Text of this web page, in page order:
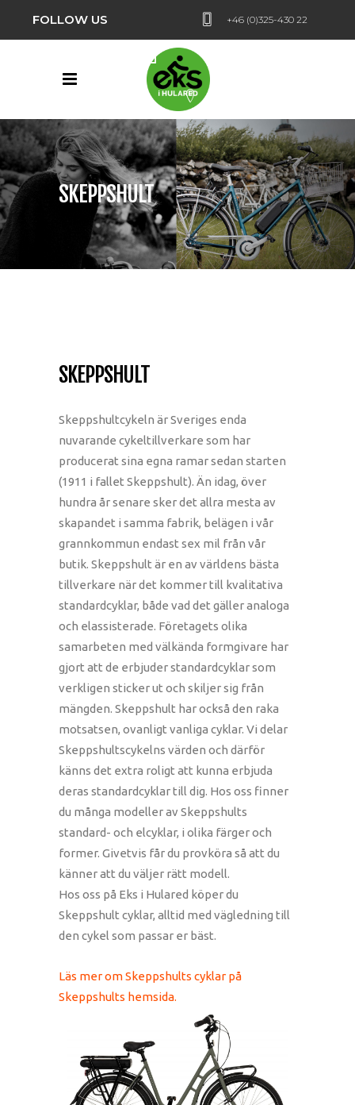
FOLLOW US +46 (0)325-430 22
SKEPPSHULT
SKEPPSHULT
Skeppshultcykeln är Sveriges enda
nuvarande cykeltillverkare som har
producerat sina egna ramar sedan starten
(1911 i fallet Skeppshult). Än idag, över
hundra år senare sker det allra mesta av
skapandet i samma fabrik, belägen i vår
grannkommun endast sex mil från vår
butik. Skeppshult är en av världens bästa
tillverkare när det kommer till kvalitativa
standardcyklar, både vad det gäller analoga
och elassisterade. Företagets olika
samarbeten med välkända formgivare har
gjort att de erbjuder standardcyklar som
verkligen sticker ut och skiljer sig från
mängden. Skeppshult har också den raka
motsatsen, ovanligt vanliga cyklar. Vi delar
Skeppshultscykelns värden och därför
känns det extra roligt att kunna erbjuda
deras standardcyklar till dig. Hos oss finner
du många modeller av Skeppshults
standard- och elcyklar, i olika färger och
former. Givetvis får du provköra så att du
känner att du väljer rätt modell.
Hos oss på Eks i Hulared köper du
Skeppshult cyklar, alltid med vägledning till
den cykel som passar er bäst.
Läs mer om Skeppshults cyklar på
Skeppshults hemsida.